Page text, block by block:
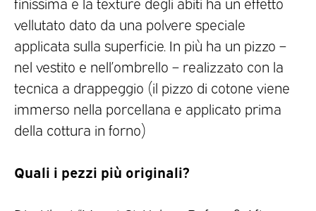
vellutato dato da una polvere speciale
applicata sulla superficie. In più ha un pizzo –
nel vestito e nell’ombrello – realizzato con la
tecnica a drappeggio (il pizzo di cotone viene
immerso nella porcellana e applicato prima
della cottura in forno)
Quali i pezzi più originali?